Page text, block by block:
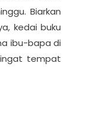
Biarkan
kedai buku
ibu-bapa di
tempat